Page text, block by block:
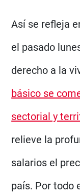
Así se refleja
el pasado
derecho a la
básico se
sectorial y
relieve la
salarios el
país. Por todo